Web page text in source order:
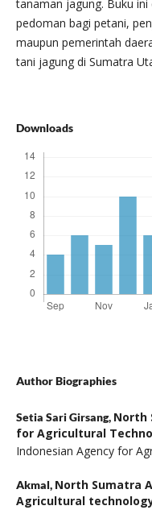
tanaman jagung. Buku
pedoman bagi petani,
maupun pemerintah
tani jagung di Sumatra
Downloads
Author Biographies
Setia Sari Girsang, North
for Agricultural
Indonesian Agency for
Akmal, North Sumatra
Agricultural